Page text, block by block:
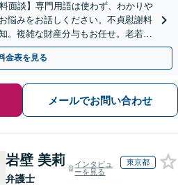
面談】専門用語は使わず、わかりや
悩みをお話しください。不貞慰謝料
。複雑な財産分与もお任せ。老若男
金表を見る
メールでお問い合わせ
岩壁 美莉
弁護士
インタビュ
ーを見る
東京都